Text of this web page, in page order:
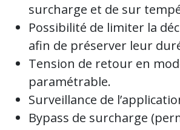
surcharge et de sur
Possibilité de limiter la
afin de préserver leur
Tension de retour en
paramétrable.
Surveillance de
Bypass de surcharge